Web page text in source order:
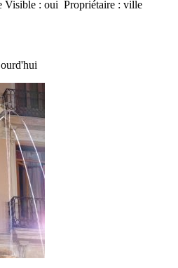
Visible : oui Propriétaire : ville